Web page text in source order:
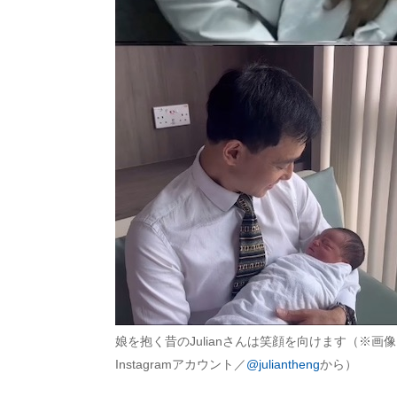
娘を抱く昔のJulianさんは笑顔を向けます（※画
Instagramアカウント／@julianthengから）